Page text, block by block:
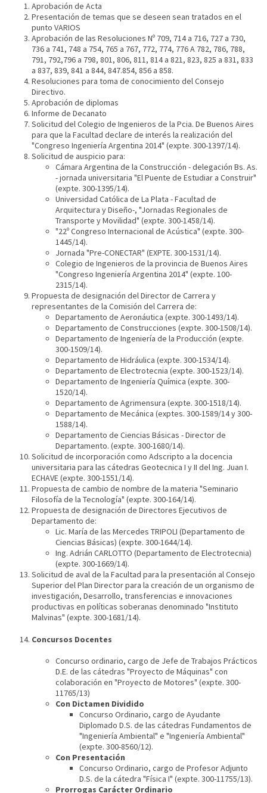
Aprobación de Acta
Presentación de temas que se deseen sean tratados en el
punto VARIOS
Aprobación de las Resoluciones Nº 709, 714 a 716, 727 a 730,
736 a 741, 748 a 754, 765 a 767, 772, 774, 776 A 782, 786, 788,
791, 792,796 a 798, 801, 806, 811, 814 a 821, 823, 825 a 831, 833
a 837, 839, 841 a 844, 847.854, 856 a 858.
Resoluciones para toma de conocimiento del Consejo
Directivo.
Aprobación de diplomas
Informe de Decanato
Solicitud del Colegio de Ingenieros de la Pcia. De Buenos Aires
para que la Facultad declare de interés la realización del
"Congreso Ingeniería Argentina 2014" (expte. 300-1397/14).
Solicitud de auspicio para:
Cámara Argentina de la Construcción - delegación Bs. As.
- jornada universitaria "El Puente de Estudiar a Construir"
(expte. 300-1395/14).
Universidad Católica de La Plata - Facultad de
Arquitectura y Diseño-, "Jornadas Regionales de
Transporte y Movilidad" (expte. 300-1458/14).
"22º Congreso Internacional de Acústica" (expte. 300-
1445/14).
Jornada "Pre-CONECTAR" (EXPTE. 300-1531/14).
Colegio de Ingenieros de la provincia de Buenos Aires
"Congreso Ingeniería Argentina 2014" (expte. 100-
2315/14).
Propuesta de designación del Director de Carrera y
representantes de la Comisión del Carrera de:
Departamento de Aeronáutica (expte. 300-1493/14).
Departamento de Construcciones (expte. 300-1508/14).
Departamento de Ingeniería de la Producción (expte.
300-1509/14).
Departamento de Hidráulica (expte. 300-1534/14).
Departamento de Electrotecnia (expte. 300-1523/14).
Departamento de Ingeniería Química (expte. 300-
1520/14).
Departamento de Agrimensura (expte. 300-1518/14).
Departamento de Mecánica (exptes. 300-1589/14 y 300-
1588/14).
Departamento de Ciencias Básicas - Director de
Departamento. (expte. 300-1680/14).
Solicitud de incorporación como Adscripto a la docencia
universitaria para las cátedras Geotecnica I y II del Ing. Juan I.
ECHAVE (expte. 300-1551/14).
Propuesta de cambio de nombre de la materia "Seminario
Filosofía de la Tecnología" (expte. 300-164/14).
Propuesta de designación de Directores Ejecutivos de
Departamento de:
Lic. María de las Mercedes TRIPOLI (Departamento de
Ciencias Básicas) (expte. 300-1644/14).
Ing. Adrián CARLOTTO (Departamento de Electrotecnia)
(expte. 300-1669/14).
Solicitud de aval de la Facultad para la presentación al Consejo
Superior del Plan Director para la creación de un organismo de
investigación, Desarrollo, transferencias e innovaciones
productivas en políticas soberanas denominado "Instituto
Malvinas" (expte. 300-1681/14).
Concursos Docentes
Concurso ordinario, cargo de Jefe de Trabajos Prácticos
D.E. de las cátedras "Proyecto de Máquinas" con
colaboración en "Proyecto de Motores" (expte. 300-
11765/13)
Con Dictamen Dividido
Concurso Ordinario, cargo de Ayudante
Diplomado D.S. de las cátedras Fundamentos de
"Ingeniería Ambiental" e "Ingeniería Ambiental"
(expte. 300-8560/12).
Con Presentación
Concurso Ordinario, cargo de Profesor Adjunto
D.S. de la cátedra "Física I" (expte. 300-11755/13).
Prorrogas Carácter Ordinario